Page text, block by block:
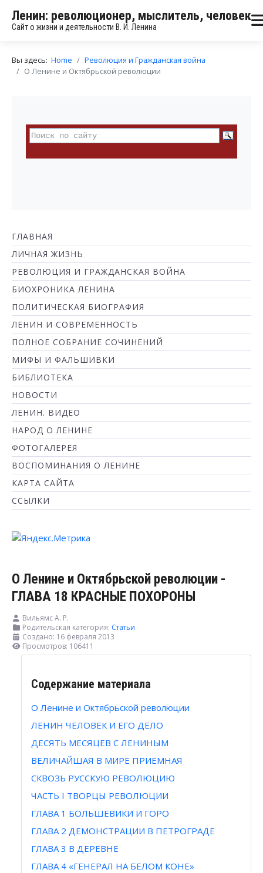
Ленин: революционер, мыслитель, человек
Сайт о жизни и деятельности В. И. Ленина
Вы здесь: Home
Революция и Гражданская война
О Ленине и Октябрьской революции
ГЛАВНАЯ
ЛИЧНАЯ ЖИЗНЬ
РЕВОЛЮЦИЯ И ГРАЖДАНСКАЯ ВОЙНА
БИОХРОНИКА ЛЕНИНА
ПОЛИТИЧЕСКАЯ БИОГРАФИЯ
ЛЕНИН И СОВРЕМЕННОСТЬ
ПОЛНОЕ СОБРАНИЕ СОЧИНЕНИЙ
МИФЫ И ФАЛЬШИВКИ
БИБЛИОТЕКА
НОВОСТИ
ЛЕНИН. ВИДЕО
НАРОД О ЛЕНИНЕ
ФОТОГАЛЕРЕЯ
ВОСПОМИНАНИЯ О ЛЕНИНЕ
КАРТА САЙТА
ССЫЛКИ
О Ленине и Октябрьской революции -
ГЛАВА 18 КРАСНЫЕ ПОХОРОНЫ
Вильямс А. Р.
Родительская категория: Статьи
Создано: 16 февраля 2013
Просмотров: 106411
Содержание материала
О Ленине и Октябрьской революции
ЛЕНИН ЧЕЛОВЕК И ЕГО ДЕЛО
ДЕСЯТЬ МЕСЯЦЕВ С ЛЕНИНЫМ
ВЕЛИЧАЙШАЯ В МИРЕ ПРИЕМНАЯ
СКВОЗЬ РУССКУЮ РЕВОЛЮЦИЮ
ЧАСТЬ I ТВОРЦЫ РЕВОЛЮЦИИ
ГЛАВА 1 БОЛЬШЕВИКИ И ГОРО
ГЛАВА 2 ДЕМОНСТРАЦИИ В ПЕТРОГРАДЕ
ГЛАВА 3 В ДЕРЕВНЕ
ГЛАВА 4 «ГЕНЕРАЛ НА БЕЛОМ КОНЕ»